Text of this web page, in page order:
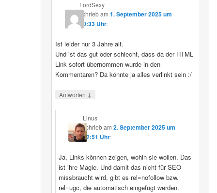
LordSexy
schriebam 1. September 2025 um
10:33 Uhr:
Ist leider nur 3 Jahre alt.
Und ist das gut oder schlecht, dass da der HTML
Link sofort übernommen wurde in den
Kommentaren? Da könnte ja alles verlinkt sein :/
Antworten ↓
Linus
schriebam2. September 2025 um
12:51 Uhr:
Ja, Links können zeigen, wohin sie wollen. Das
ist ihre Magie. Und damit das nicht für SEO
missbraucht wird, gibt es rel=nofollow bzw.
rel=ugc, die automatisch eingefügt werden.